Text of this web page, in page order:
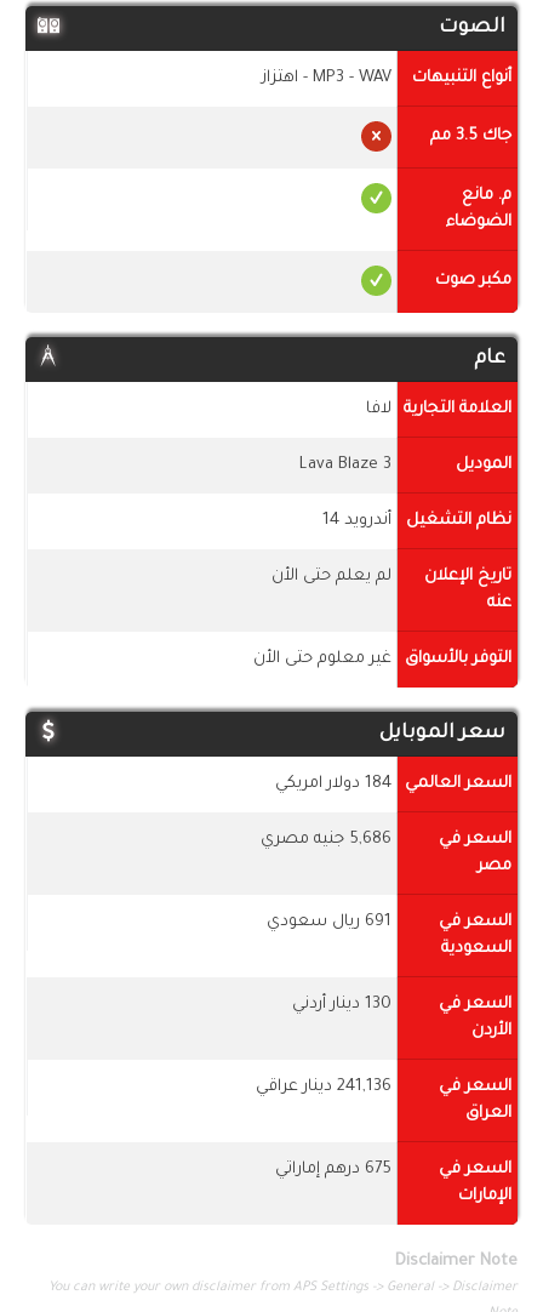
الصوت
أنواع التنبيهات MP3 - WAV - اهتزاز
جاك 3.5 مم
م. مانع
الضوضاء
مكبر صوت
عام
العلامة التجارية لافا
الموديل Lava Blaze 3
نظام التشغيل أندرويد 14
تاريخ الإعلان
عنه
لم يعلم حتى الأن
التوفر بالأسواق غير معلوم حتى الأن
سعر الموبايل
السعر العالمي 184 دولار امريكي
السعر في
مصر
5,686 جنيه مصري
السعر في
السعودية
691 ريال سعودي
السعر في
الأردن
130 دينار أردني
السعر في
العراق
241,136 دينار عراقي
السعر في
الإمارات
675 درهم إماراتي
Disclaimer Note
You can write your own disclaimer from APS Settings -> General -> Disclaimer